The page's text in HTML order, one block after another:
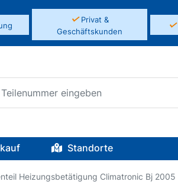
✓Privat &
Geschäftskunden
✓
Standorte
Heizungsbetätigung Climatronic Bj 2005